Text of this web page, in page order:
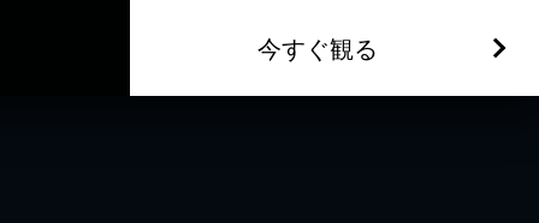
今すぐ観る